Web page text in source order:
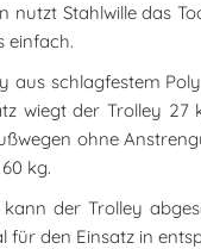
nutzt Stahlwille das
einfach.
aus schlagfestem
wiegt der Trolley
ohne
kg.
der Trolley
für den Einsatz in